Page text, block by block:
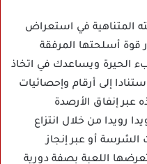
المتناهية في استعراض
قوة أسلحتها المرفقة
الحيرة ويساعدك في اتخاذ
إلى أرقام وإحصائيات
عبر إنفاق الأرصدة
رويدا من خلال انتزاع
الشرسة أو عبر إنجاز
تعرضها اللعبة بصفة دورية